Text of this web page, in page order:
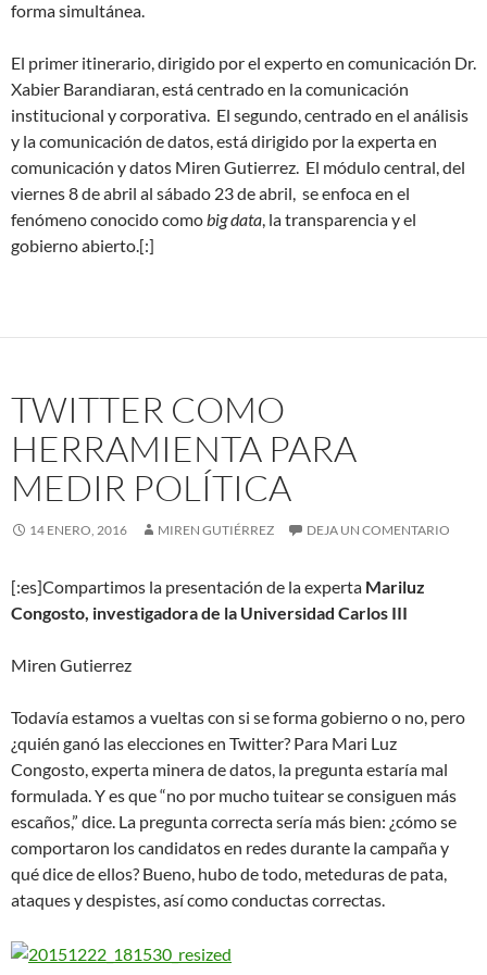
forma simultánea.
El primer itinerario, dirigido por el experto en comunicación Dr.
Xabier Barandiaran, está centrado en la comunicación
institucional y corporativa. El segundo, centrado en el análisis
y la comunicación de datos, está dirigido por la experta en
comunicación y datos Miren Gutierrez. El módulo central, del
viernes 8 de abril al sábado 23 de abril, se enfoca en el
fenómeno conocido como big data , la transparencia y el
gobierno abierto.[:]
TWITTER COMO
HERRAMIENTA PARA
MEDIR POLÍTICA
14 ENERO, 2016 MIREN GUTIÉRREZ DEJA UN COMENTARIO
[:es]Compartimos la presentación de la experta Mariluz
Congosto, investigadora de la Universidad Carlos III
Miren Gutierrez
Todavía estamos a vueltas con si se forma gobierno o no, pero
¿quién ganó las elecciones en Twitter? Para Mari Luz
Congosto, experta minera de datos, la pregunta estaría mal
formulada. Y es que “no por mucho tuitear se consiguen más
escaños,” dice. La pregunta correcta sería más bien: ¿cómo se
comportaron los candidatos en redes durante la campaña y
qué dice de ellos? Bueno, hubo de todo, meteduras de pata,
ataques y despistes, así como conductas correctas.